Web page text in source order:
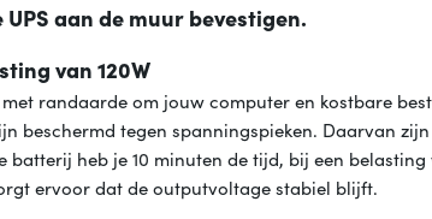
aan de muur bevestigen.
van 120W
randaarde om jouw computer en kostbare
beschermd tegen spanningspieken. Daarvan
heb je 10 minuten de tijd, bij een belasting
ervoor dat de outputvoltage stabiel blijft.